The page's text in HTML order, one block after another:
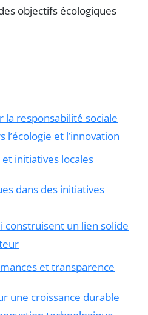
objectifs écologiques
la responsabilité sociale
l’écologie et l’innovation
initiatives locales
dans des initiatives
construisent un lien solide
et transparence
une croissance durable